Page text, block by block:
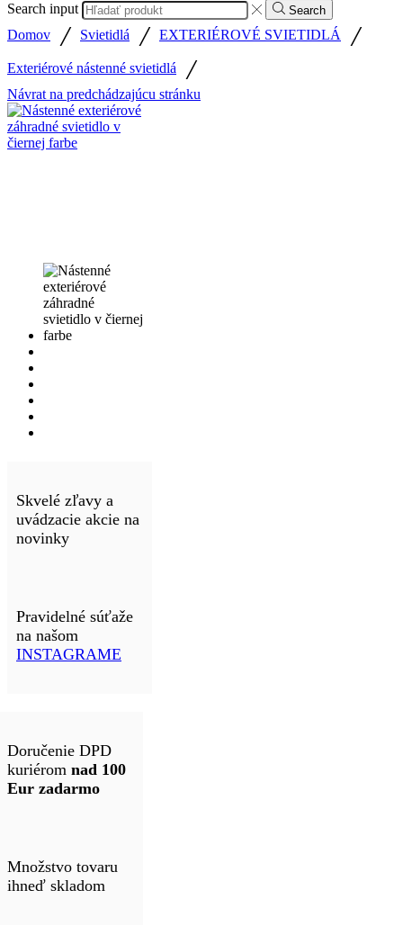
Search input
Search
Domov / Svietidlá / EXTERIÉROVÉ SVIETIDLÁ /
Exteriérové nástenné svietidlá /
Návrat na predchádzajúcu stránku
Skvelé zľavy a
uvádzacie akcie na
novinky
Pravidelné súťaže
na našom
INSTAGRAME
Doručenie DPD
kuriérom nad 100
Eur zadarmo
Množstvo tovaru
ihneď skladom